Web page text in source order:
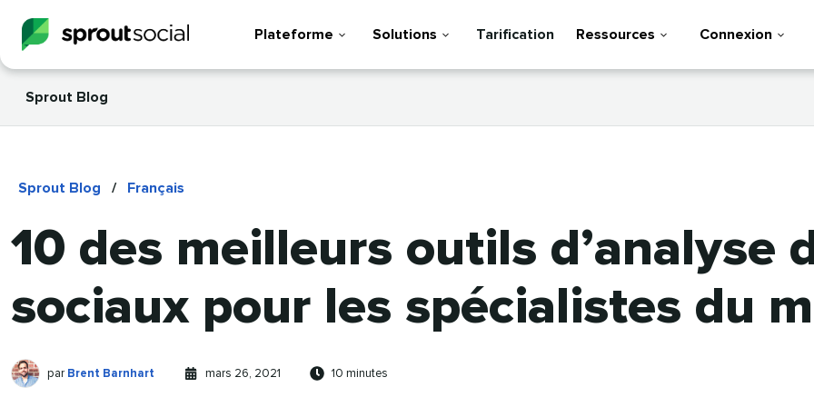
Plateforme Solutions Tarification Ressources Connexion
Sprout Blog
Sprout Blog / Français
10 des meilleurs outils d’analyse
sociaux pour les spécialistes du
Brent
Ecrit
par Brent Barnhart
Publication
mars 26, 2021
Temps
10 minutes